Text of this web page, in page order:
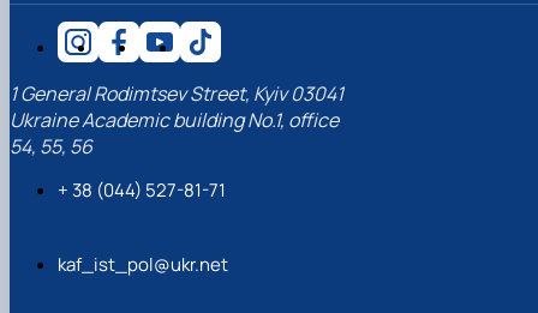
1 General Rodimtsev Street, Kyiv 03041
Ukraine Academic building No.1, office
54, 55, 56
+ 38 (044) 527-81-71
kaf_ist_pol@ukr.net